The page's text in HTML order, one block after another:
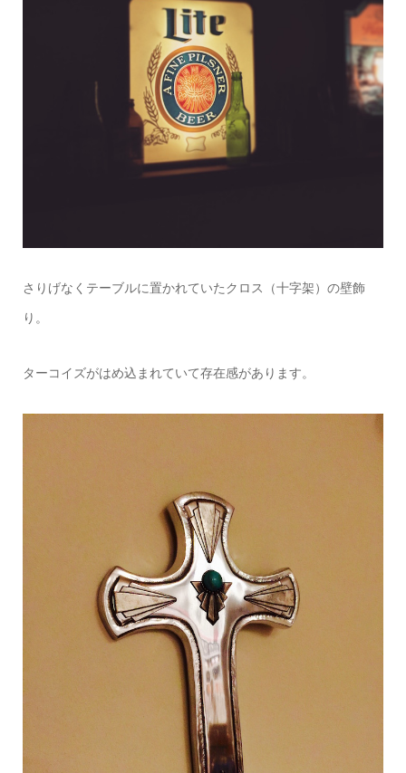
さりげなくテーブルに置かれていたクロス（十字架）の壁飾
り。
ターコイズがはめ込まれていて存在感があります。